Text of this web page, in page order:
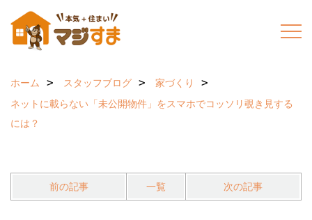
ホーム スタッフブログ
家づくり
ネットに載らない「未公開物件」をスマホでコッソリ覗き見する
には？
前の記事 一覧 次の記事